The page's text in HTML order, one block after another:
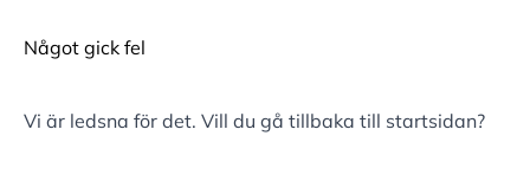
Något gick fel
Vi är ledsna för det. Vill du gå tillbaka till startsidan?